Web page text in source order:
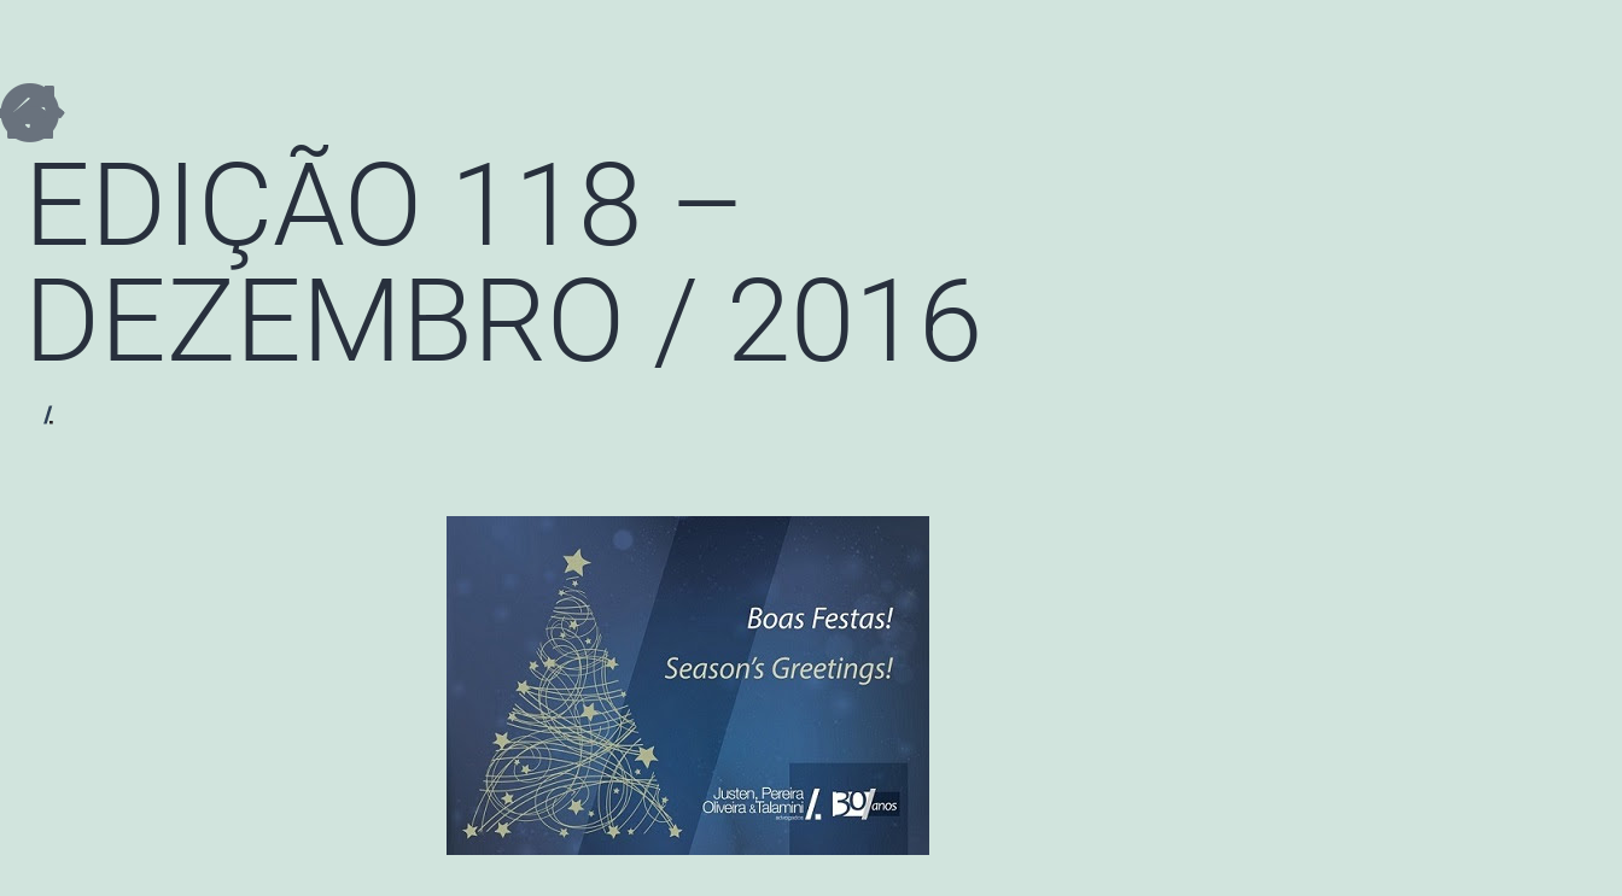
EDIÇÃO 118 –
DEZEMBRO / 2016